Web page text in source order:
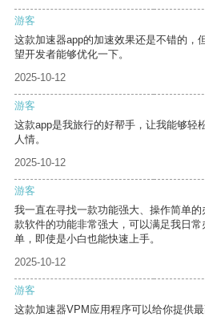
游客
这款加速器app的加速效果还是不错的，
望开发者能够优化一下。
2025-10-12
游客
这款app是我旅行的好帮手，让我能够轻
人情。
2025-10-12
游客
我一直在寻找一款功能强大、操作简单
款软件的功能非常强大，可以满足我日
单，即使是小白也能快速上手。
2025-10-12
游客
这款加速器VPM应用程序可以给你提供